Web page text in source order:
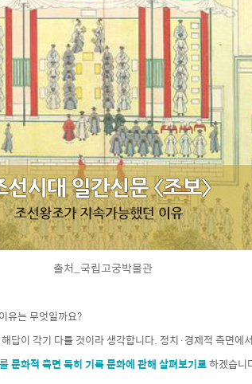
출처_국립고궁박물관
유는 무엇일까요?
답이 각기 다를 것이라 생각합니다. 정치·경제적 측면에
문화적 측면 특히 기록 문화에 관해 살펴보기로하겠습니